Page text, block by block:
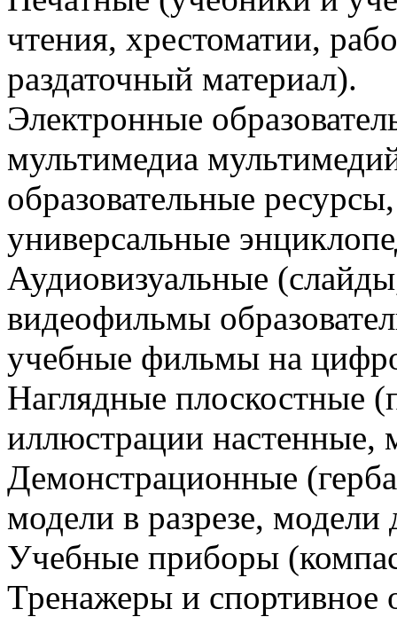
чтения, хрестоматии,
раздаточный материал).
Электронные
мультимедиа
образовательные
универсальные
Аудиовизуальные
видеофильмы
учебные фильмы на
Наглядные плоскостные
иллюстрации настенные,
Демонстрационные
модели в разрезе,
Учебные приборы
Тренажеры и спортивное